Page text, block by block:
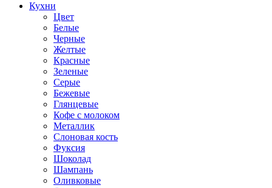
Кухни
Цвет
Белые
Черные
Желтые
Красные
Зеленые
Серые
Бежевые
Глянцевые
Кофе с молоком
Металлик
Слоновая кость
Фуксия
Шоколад
Шампань
Оливковые